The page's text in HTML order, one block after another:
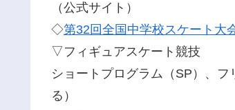
（公式サイト）
◇第32回全国中学校スケート大
▽フィギュアスケート競技
ショートプログラム（SP）、
る）